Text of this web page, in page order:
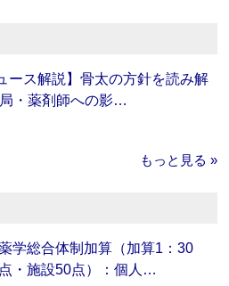
ース解説】骨太の方針を読み解
・薬剤師への影…
もっと見る »
学総合体制加算（加算1：30
・施設50点）：個人…